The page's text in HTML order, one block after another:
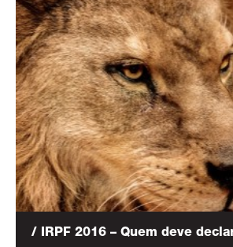
/ IRPF 2016 – Quem deve